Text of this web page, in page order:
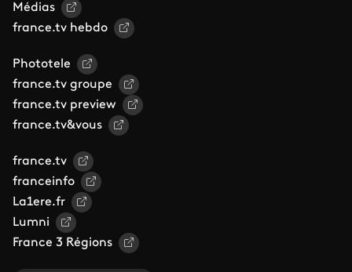
Médias
france.tv hebdo
Phototele
france.tv groupe
france.tv preview
france.tv&vous
france.tv
franceinfo
La1ere.fr
Lumni
France 3 Régions